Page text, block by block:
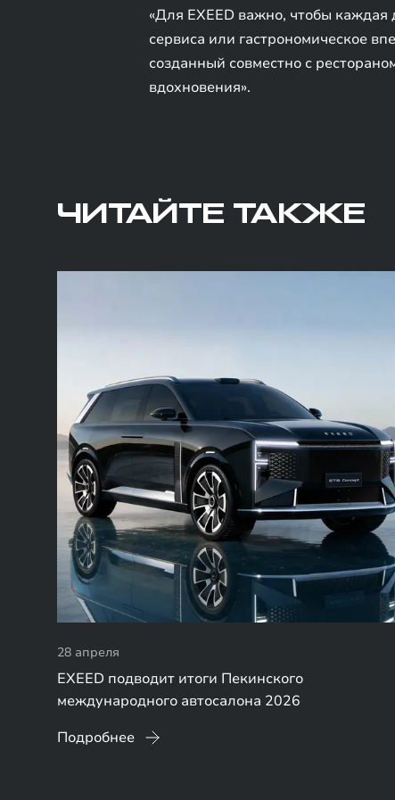
«Для EXEED важно, чтобы каждая
сервиса или гастрономическое
созданный совместно с
вдохновения».
ЧИТАЙТЕ ТАКЖЕ
28 апреля
EXEED подводит итоги Пекинского
международного автосалона 2026
Подробнее